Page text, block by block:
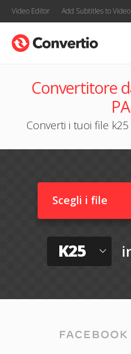
Video Editor Add Subtitles to Video
Convertitore
Converti i tuoi file
Scegli i file
K25